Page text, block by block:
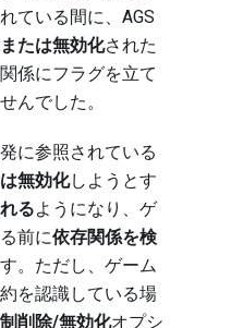
ている間に、AGS
たは無効化された
係にフラグを立て
んでした。
に参照されている
無効化しようとす
るようになり、ゲ
前に依存関係を検
。ただし、ゲーム
を認識している場
削除/無効化オプシ